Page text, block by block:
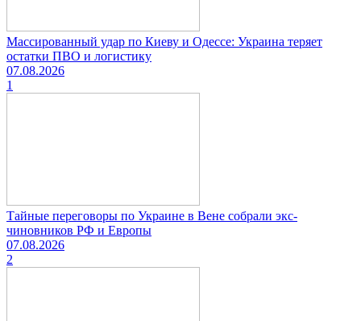
Массированный удар по Киеву и Одессе: Украина теряет
остатки ПВО и логистику
07.08.2026
1
Тайные переговоры по Украине в Вене собрали экс-
чиновников РФ и Европы
07.08.2026
2